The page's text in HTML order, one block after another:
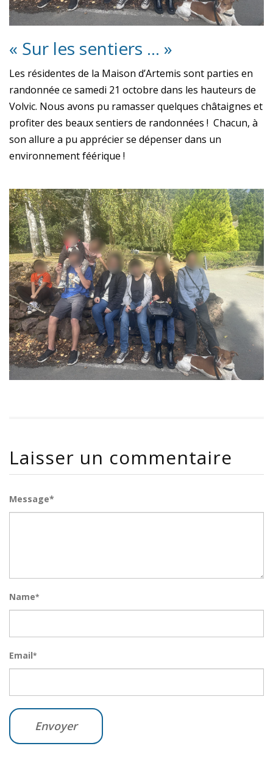
« Sur les sentiers … »
Les résidentes de la Maison d’Artemis sont parties en
randonnée ce samedi 21 octobre dans les hauteurs de
Volvic. Nous avons pu ramasser quelques châtaignes et
profiter des beaux sentiers de randonnées ! Chacun, à
son allure a pu apprécier se dépenser dans un
environnement féérique !
Laisser un commentaire
Message*
Name*
Email*